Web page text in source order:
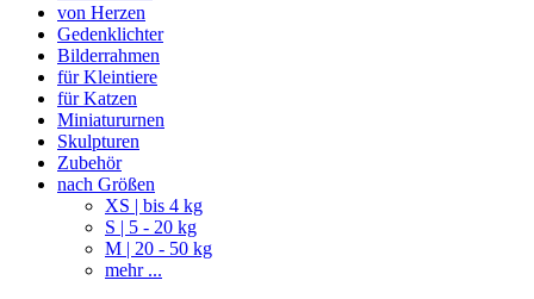
von Herzen
Gedenklichter
Bilderrahmen
für Kleintiere
für Katzen
Miniatururnen
Skulpturen
Zubehör
nach Größen
XS | bis 4 kg
S | 5 - 20 kg
M | 20 - 50 kg
mehr ...